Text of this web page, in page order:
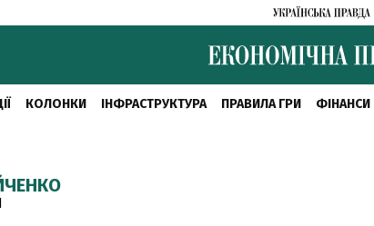
КОЛОНКИ ІНФРАСТРУКТУРА ПРАВИЛА ГРИ ФІНАНСИ